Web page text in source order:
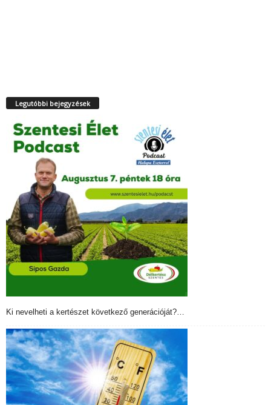
Legutóbbi bejegyzések
Ki nevelheti a kertészet következő generációját?…